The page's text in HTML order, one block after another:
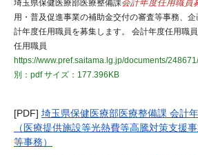
埼玉県保健医療部医療整備課会計年度任用職員
用・普及促進事業の補助金交付の審査等事務、
計年度任用職員を募集します。 会計年度任用職
任用職員
https://www.pref.saitama.lg.jp/documents/
別：pdfサイズ：177.396KB
[PDF] 埼玉県保健医療部医療整備課 会計
（医療提供施設等光熱費等高騰対策支援
等事務）